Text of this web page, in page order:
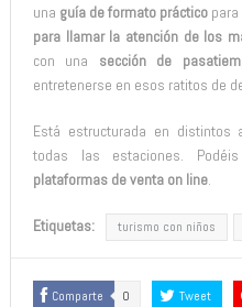
una guía de formato práctico
para llamar la atención de los
con una sección de
entretenerse en esos ratitos de
Está estructurada en distintos
todas las estaciones.
plataformas de venta on line.
Etiquetas: turismo con niños
Comparte 0 Tweet